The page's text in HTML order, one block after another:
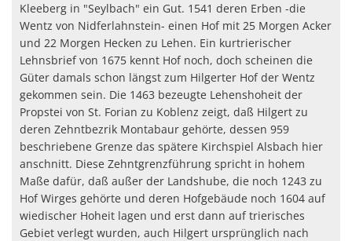
Kleeberg in "Seylbach" ein Gut. 1541 deren Erben -die
Wentz von Nidferlahnstein- einen Hof mit 25 Morgen Acker
und 22 Morgen Hecken zu Lehen. Ein kurtrierischer
Lehnsbrief von 1675 kennt Hof noch, doch scheinen die
Güter damals schon längst zum Hilgerter Hof der Wentz
gekommen sein. Die 1463 bezeugte Lehenshoheit der
Propstei von St. Forian zu Koblenz zeigt, daß Hilgert zu
deren Zehntbezrik Montabaur gehörte, dessen 959
beschriebene Grenze das spätere Kirchspiel Alsbach hier
anschnitt. Diese Zehntgrenzführung spricht in hohem
Maße dafür, daß außer der Landshube, die noch 1243 zu
Hof Wirges gehörte und deren Hofgebäude noch 1604 auf
wiedischer Hoheit lagen und erst dann auf trierisches
Gebiet verlegt wurden, auch Hilgert ursprünglich nach